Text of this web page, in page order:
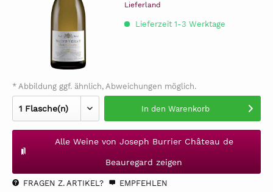
Lieferland
Lieferzeit 1-3 Werktage
* Abbildung ggf. ähnlich, Abweichungen möglich.
In den Warenkorb
Alle Weine von Joseph Burrier Château de
Beauregard zeigen
FRAGEN Z. ARTIKEL? EMPFEHLEN